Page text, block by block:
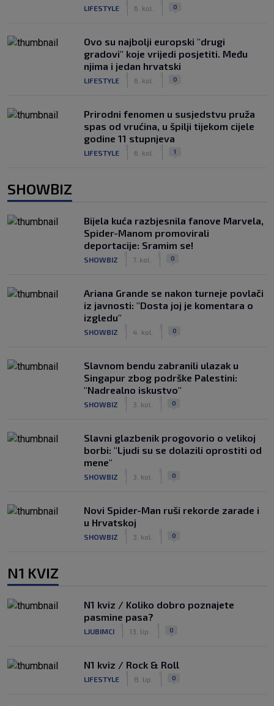
LIFESTYLE 6. kol. 0
Ovo su najbolji europski "drugi
gradovi" koje vrijedi posjetiti. Među
njima i jedan hrvatski
LIFESTYLE 6. kol. 0
Prirodni fenomen u susjedstvu pruža
spas od vrućina, u špilji tijekom cijele
godine 11 stupnjeva
LIFESTYLE 6. kol. 1
SHOWBIZ
Bijela kuća razbjesnila fanove Marvela,
Spider-Manom promovirali
deportacije: Sramim se!
SHOWBIZ 7. kol. 0
Ariana Grande se nakon turneje povlači
iz javnosti: "Dosta joj je komentara o
izgledu"
SHOWBIZ 4. kol. 0
Slavnom bendu zabranili ulazak u
Singapur zbog podrške Palestini:
"Nadrealno iskustvo"
SHOWBIZ 3. kol. 0
Slavni glazbenik progovorio o velikoj
borbi: "Ljudi su se dolazili oprostiti od
mene"
SHOWBIZ 3. kol. 0
Novi Spider-Man ruši rekorde zarade i
u Hrvatskoj
SHOWBIZ 3. kol. 0
N1 KVIZ
N1 kviz / Koliko dobro poznajete
pasmine pasa?
LJUBIMCI 13. lip. 0
N1 kviz / Rock & Roll
LIFESTYLE 8. lip. 0